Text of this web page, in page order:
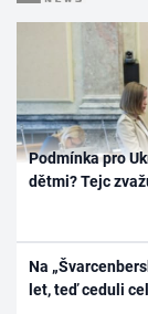
Podmínka pro
dětmi? Tejc
Na
let, teď ceduli